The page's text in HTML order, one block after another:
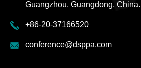
Guangzhou, Guangdong, China.
+86-20-37166520
conference@dsppa.com